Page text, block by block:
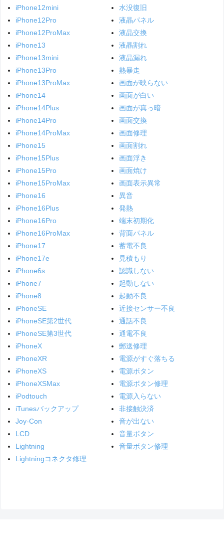
iPhone12mini
iPhone12Pro
iPhone12ProMax
iPhone13
iPhone13mini
iPhone13Pro
iPhone13ProMax
iPhone14
iPhone14Plus
iPhone14Pro
iPhone14ProMax
iPhone15
iPhone15Plus
iPhone15Pro
iPhone15ProMax
iPhone16
iPhone16Plus
iPhone16Pro
iPhone16ProMax
iPhone17
iPhone17e
iPhone6s
iPhone7
iPhone8
iPhoneSE
iPhoneSE第2世代
iPhoneSE第3世代
iPhoneX
iPhoneXR
iPhoneXS
iPhoneXSMax
iPodtouch
iTunesバックアップ
Joy-Con
LCD
Lightning
Lightningコネクタ修理
水没復旧
液晶パネル
液晶交換
液晶割れ
液晶漏れ
熱暴走
画面が映らない
画面が白い
画面が真っ暗
画面交換
画面修理
画面割れ
画面浮き
画面焼け
画面表示異常
異音
発熱
端末初期化
背面パネル
蓄電不良
見積もり
認識しない
起動しない
起動不良
近接センサー不良
通話不良
通電不良
郵送修理
電源がすぐ落ちる
電源ボタン
電源ボタン修理
電源入らない
非接触決済
音が出ない
音量ボタン
音量ボタン修理